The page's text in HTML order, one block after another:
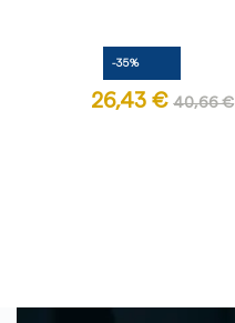
-35%
26,43 € 40,66 €